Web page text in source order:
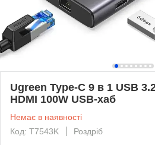
Ugreen Type-C 9 в 1 USB
HDMI 100W USB-хаб
Немає в наявності
Код: T7543K
Роздріб